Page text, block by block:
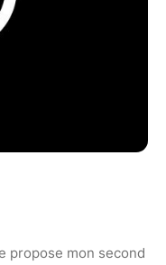
propose mon second